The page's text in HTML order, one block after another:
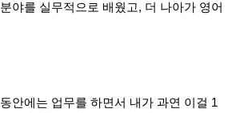
분야를 실무적으로 배웠고, 더 나아가 영어
동안에는 업무를 하면서 내가 과연 이걸 1